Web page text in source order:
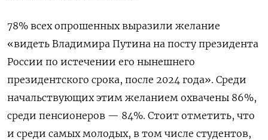
78% всех опрошенных выразили желание
«видеть Владимира Путина на посту президента
России по истечении его нынешнего
президентского срока, после 2024 года». Среди
начальствующих этим желанием охвачены 86%,
среди пенсионеров — 84%. Стоит отметить, что
и среди самых молодых, в том числе студентов,